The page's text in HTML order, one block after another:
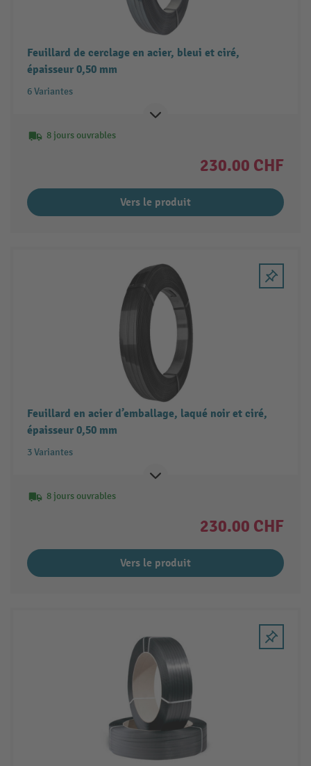
Feuillard de cerclage en acier, bleui et ciré,
épaisseur 0,50 mm
6 Variantes
8 jours ouvrables
230.00 CHF
Vers le produit
Feuillard en acier d’emballage, laqué noir et ciré,
épaisseur 0,50 mm
3 Variantes
8 jours ouvrables
230.00 CHF
Vers le produit